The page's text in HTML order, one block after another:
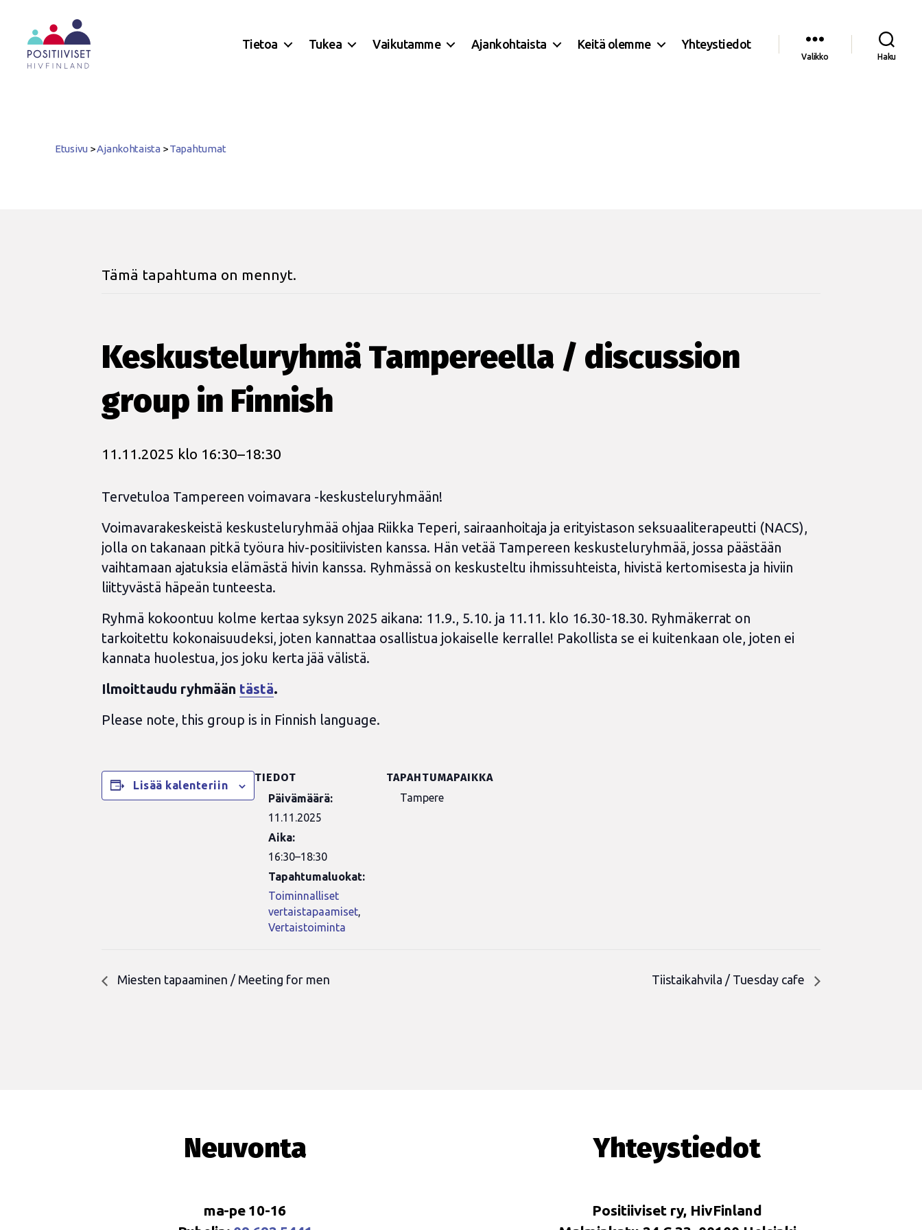
Tietoa Tukea Vaikutamme Ajankohtaista Keitä olemme Yhteystiedot
Valikko Haku
Etusivu >Ajankohtaista >Tapahtumat
Tämä tapahtuma on mennyt.
Keskusteluryhmä Tampereella / discussion
group in Finnish
11.11.2025 klo 16:30–18:30
Tervetuloa Tampereen voimavara -keskusteluryhmään!
Voimavarakeskeistä keskusteluryhmää ohjaa Riikka Teperi, sairaanhoitaja ja erityistason seksuaaliterapeutti (NACS),
jolla on takanaan pitkä työura hiv-positiivisten kanssa. Hän vetää Tampereen keskusteluryhmää, jossa päästään
vaihtamaan ajatuksia elämästä hivin kanssa. Ryhmässä on keskusteltu ihmissuhteista, hivistä kertomisesta ja hiviin
liittyvästä häpeän tunteesta.
Ryhmä kokoontuu kolme kertaa syksyn 2025 aikana: 11.9., 5.10. ja 11.11. klo 16.30-18.30. Ryhmäkerrat on
tarkoitettu kokonaisuudeksi, joten kannattaa osallistua jokaiselle kerralle! Pakollista se ei kuitenkaan ole, joten ei
kannata huolestua, jos joku kerta jää välistä.
Ilmoittaudu ryhmään tästä.
Please note, this group is in Finnish language.
Lisää kalenteriin
TIEDOT
Päivämäärä:
11.11.2025
Aika:
16:30–18:30
Tapahtumaluokat:
Toiminnalliset
vertaistapaamiset,
Vertaistoiminta
TAPAHTUMAPAIKKA
Tampere
Miesten tapaaminen / Meeting for men Tiistaikahvila / Tuesday cafe
Neuvonta
ma-pe 10-16
Yhteystiedot
Positiiviset ry, HivFinland